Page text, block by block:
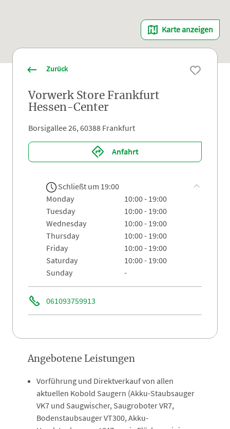
Karte anzeigen
Zurück
Vorwerk Store Frankfurt
Hessen-Center
Borsigallee 26, 60388 Frankfurt
Anfahrt
Schließt um 19:00
monday
10:00 - 19:00
tuesday
10:00 - 19:00
wednesday
10:00 - 19:00
thursday
10:00 - 19:00
friday
10:00 - 19:00
saturday
10:00 - 19:00
sunday
-
061093759913
Angebotene Leistungen
Vorführung und Direktverkauf von allen
aktuellen Kobold Saugern (Akku-Staubsauger
VK7 und Saugwischer, Saugroboter VR7,
Bodenstaubsauger VT300, Akku-